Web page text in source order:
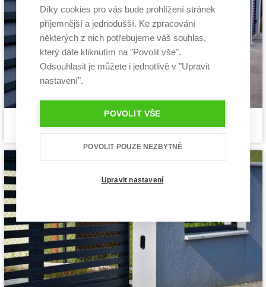
Užitná plocha:
0 m²
Díky cookies pro vás bude prohlížení stránek
příjemnější a jednodušší. Ke zpracování
některých z nich potřebujeme váš souhlas,
který dáte kliknutím na "Povolit vše".
Odsouhlasit je můžete i jednotlivě v "Upravit
nastavení".
POVOLIT VŠE
POVOLIT POUZE NEZBYTNÉ
Upravit nastavení